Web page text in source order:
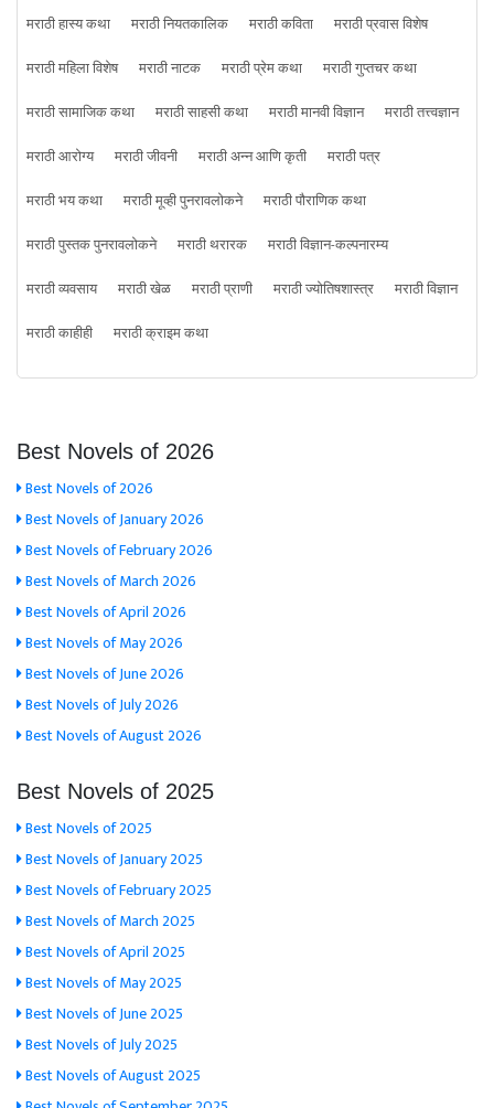
मराठी हास्य कथा
मराठी नियतकालिक मराठी कविता
मराठी प्रवास विशेष
मराठी महिला विशेष
मराठी नाटक मराठी प्रेम कथा
मराठी गुप्तचर कथा
मराठी सामाजिक कथा
मराठी साहसी कथा मराठी मानवी विज्ञान
मराठी तत्त्वज्ञान
मराठी आरोग्य
मराठी जीवनी मराठी अन्न आणि कृती
मराठी पत्र
मराठी भय कथा
मराठी मूव्ही पुनरावलोकने
मराठी पौराणिक कथा
मराठी पुस्तक पुनरावलोकने
मराठी थरारक
मराठी विज्ञान-कल्पनारम्य
मराठी व्यवसाय
मराठी खेळ मराठी प्राणी मराठी ज्योतिषशास्त्र
मराठी विज्ञान
मराठी काहीही
मराठी क्राइम कथा
Best Novels of 2026
Best Novels of 2026
Best Novels of January 2026
Best Novels of February 2026
Best Novels of March 2026
Best Novels of April 2026
Best Novels of May 2026
Best Novels of June 2026
Best Novels of July 2026
Best Novels of August 2026
Best Novels of 2025
Best Novels of 2025
Best Novels of January 2025
Best Novels of February 2025
Best Novels of March 2025
Best Novels of April 2025
Best Novels of May 2025
Best Novels of June 2025
Best Novels of July 2025
Best Novels of August 2025